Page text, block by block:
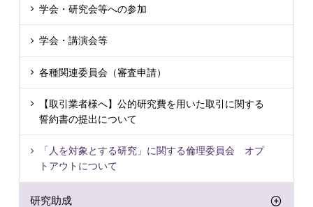
学会・研究会等への参加
学会・講演会等
各種関連委員会（審査申請）
【取引業者様へ】公的研究費を用いた取引に関する
誓約書の提出について
「人を対象とする研究」に関する倫理委員会 オプ
トアウトについて
研究助成